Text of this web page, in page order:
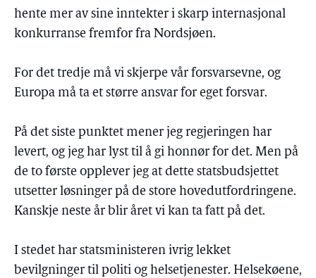
hente mer av sine inntekter i skarp internasjonal
konkurranse fremfor fra Nordsjøen.
For det tredje må vi skjerpe vår forsvarsevne, og
Europa må ta et større ansvar for eget forsvar.
På det siste punktet mener jeg regjeringen har
levert, og jeg har lyst til å gi honnør for det. Men på
de to første opplever jeg at dette statsbudsjettet
utsetter løsninger på de store hovedutfordringene.
Kanskje neste år blir året vi kan ta fatt på det.
I stedet har statsministeren ivrig lekket
bevilgninger til politi og helsetjenester. Helsekøene,